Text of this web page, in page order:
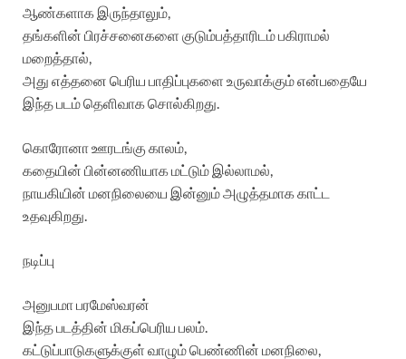
ஆண்களாக இருந்தாலும்,
தங்களின் பிரச்சனைகளை குடும்பத்தாரிடம் பகிராமல்
மறைத்தால்,
அது எத்தனை பெரிய பாதிப்புகளை உருவாக்கும் என்பதையே
இந்த படம் தெளிவாக சொல்கிறது.
கொரோனா ஊரடங்கு காலம்,
கதையின் பின்னணியாக மட்டும் இல்லாமல்,
நாயகியின் மனநிலையை இன்னும் அழுத்தமாக காட்ட
உதவுகிறது.
நடிப்பு
அனுபமா பரமேஸ்வரன்
இந்த படத்தின் மிகப்பெரிய பலம்.
கட்டுப்பாடுகளுக்குள் வாழும் பெண்ணின் மனநிலை,